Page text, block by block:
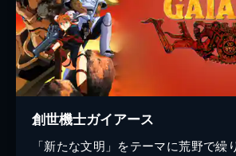
創世機士ガイアース
「新たな文明」をテーマに荒野で繰